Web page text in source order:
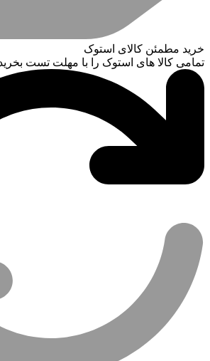
خرید مطمئن کالای استوک
تمامی کالا های استوک را با مهلت تست بخرید.